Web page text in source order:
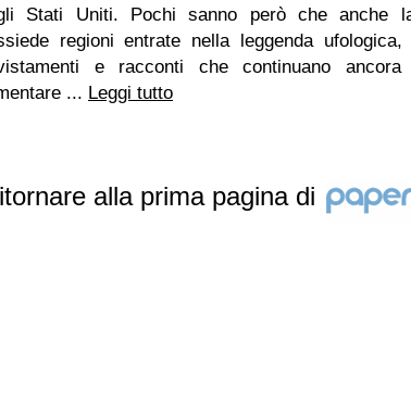
Stati Uniti. Pochi sanno però che anche
regioni entrate nella leggenda
e racconti che continuano
... Leggi tutto
alla prima pagina di